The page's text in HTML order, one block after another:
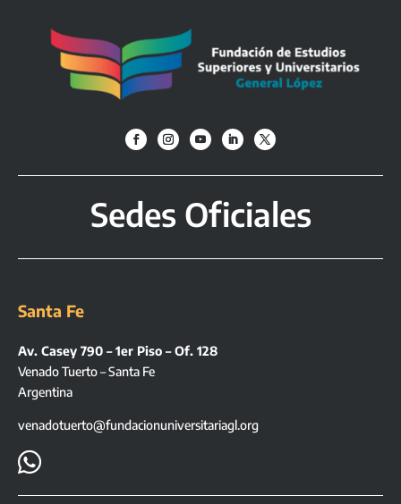
Sedes Oficiales
Santa Fe
Av. Casey 790 – 1er Piso – Of. 128
Venado Tuerto – Santa Fe
Argentina
venadotuerto@fundacionuniversitariagl.org
